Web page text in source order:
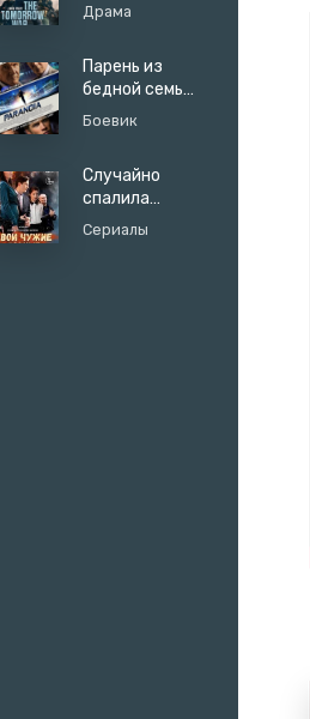
Драма
Парень из
бедной семьи
резко стал
Боевик
Случайно
спалила
жениха с
любовницей
Сериалы